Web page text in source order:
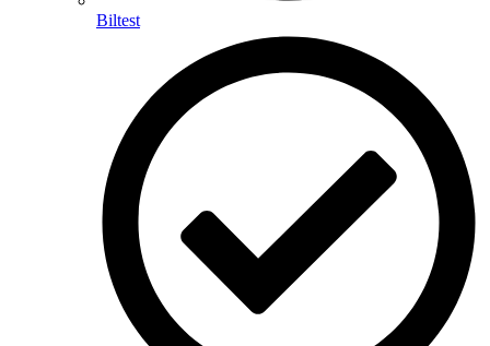
Biltest